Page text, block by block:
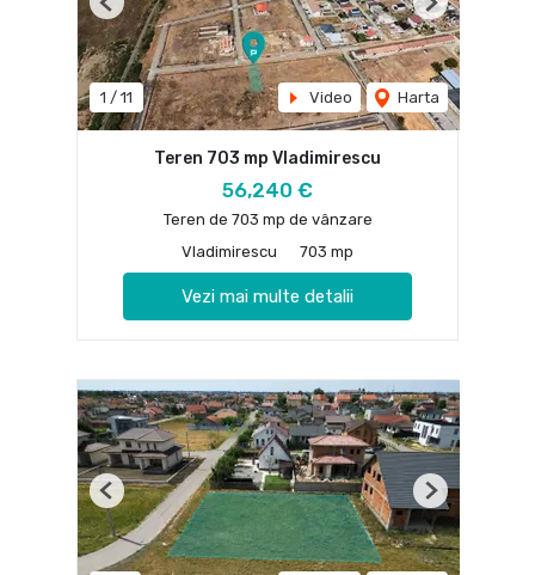
1 / 11 Video Harta
Previous Next
Teren 703 mp Vladimirescu
56,240 €
Teren de 703 mp de vânzare
Vladimirescu
703 mp
Vezi mai multe detalii
Previous Next